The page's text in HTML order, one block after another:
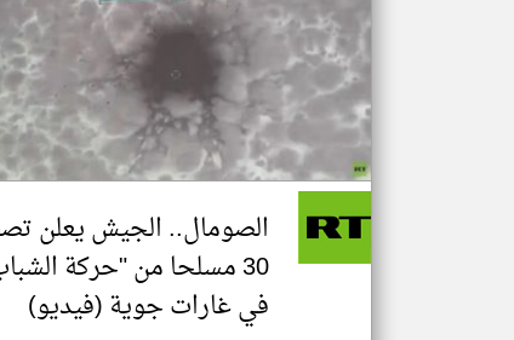
الصومال.. الجيش يعلن
30 مسلحا من "حركة
في غارات جوية (فيديو)